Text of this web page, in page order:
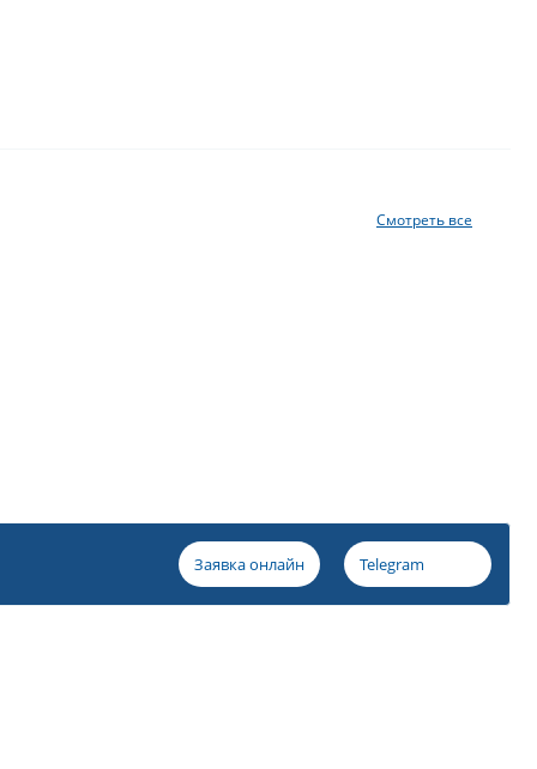
Смотреть все
Заявка онлайн Telegram